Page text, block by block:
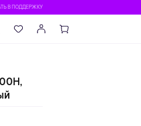
В ПОДДЕРЖКУ